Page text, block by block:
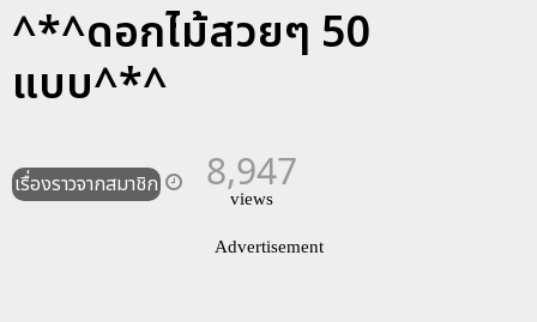
^*^ดอกไม้สวยๆ 50
แบบ^*^
เรื่องราวจากสมาชิก 8,947
views
Advertisement